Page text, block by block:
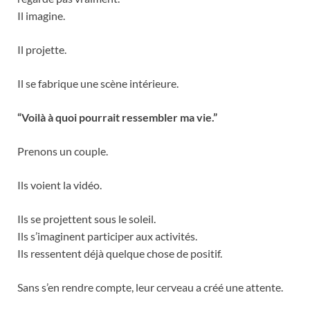
Il imagine.
Il projette.
Il se fabrique une scène intérieure.
“Voilà à quoi pourrait ressembler ma vie.”
Prenons un couple.
Ils voient la vidéo.
Ils se projettent sous le soleil.
Ils s’imaginent participer aux activités.
Ils ressentent déjà quelque chose de positif.
Sans s’en rendre compte, leur cerveau a créé une attente.